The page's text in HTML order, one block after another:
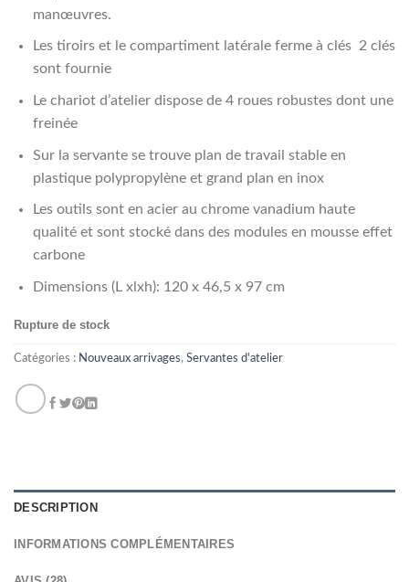
manœuvres.
Les tiroirs et le compartiment latérale ferme à clés 2 clés
sont fournie
Le chariot d’atelier dispose de 4 roues robustes dont une
freinée
Sur la servante se trouve plan de travail stable en
plastique polypropylène et grand plan en inox
Les outils sont en acier au chrome vanadium haute
qualité et sont stocké dans des modules en mousse effet
carbone
Dimensions (L xlxh): 120 x 46,5 x 97 cm
Rupture de stock
Catégories : Nouveaux arrivages, Servantes d'atelier
DESCRIPTION
INFORMATIONS COMPLÉMENTAIRES